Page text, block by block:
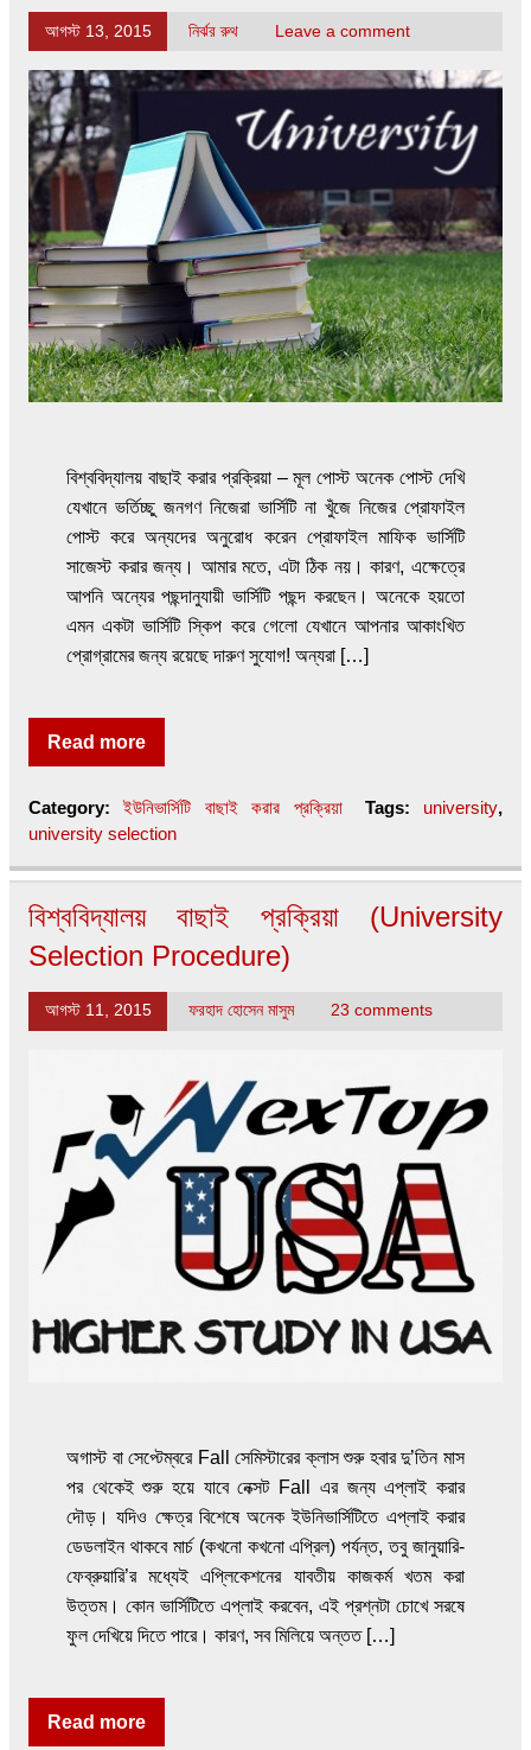
আগস্ট 13, 2015 নির্ঝর রুথ Leave a comment
বিশ্ববিদ্যালয় বাছাই করার প্রক্রিয়া – মূল পোস্ট অনেক পোস্ট দেখি
যেখানে ভর্তিচ্ছু জনগণ নিজেরা ভার্সিটি না খুঁজে নিজের প্রোফাইল
পোস্ট করে অন্যদের অনুরোধ করেন প্রোফাইল মাফিক ভার্সিটি
সাজেস্ট করার জন্য। আমার মতে, এটা ঠিক নয়। কারণ, এক্ষেত্রে
আপনি অন্যের পছন্দানুযায়ী ভার্সিটি পছন্দ করছেন। অনেকে হয়তো
এমন একটা ভার্সিটি স্কিপ করে গেলো যেখানে আপনার আকাংখিত
প্রোগ্রামের জন্য রয়েছে দারুণ সুযোগ! অন্যরা […]
Read more
Category:ইউনিভার্সিটি বাছাই করার প্রক্রিয়া Tags: university,
university selection
বিশ্ববিদ্যালয় বাছাই প্রক্রিয়া (University
Selection Procedure)
আগস্ট 11, 2015 ফরহাদ হোসেন মাসুম 23 comments
অগাস্ট বা সেপ্টেম্বরে Fall সেমিস্টারের ক্লাস শুরু হবার দু’তিন মাস
পর থেকেই শুরু হয়ে যাবে নেক্সট Fall এর জন্য এপ্লাই করার
দৌড়। যদিও ক্ষেত্র বিশেষে অনেক ইউনিভার্সিটিতে এপ্লাই করার
ডেডলাইন থাকবে মার্চ (কখনো কখনো এপ্রিল) পর্যন্ত, তবু জানুয়ারি-
ফেব্রুয়ারি’র মধ্যেই এপ্লিকেশনের যাবতীয় কাজকর্ম খতম করা
উত্তম। কোন ভার্সিটিতে এপ্লাই করবেন, এই প্রশ্নটা চোখে সরষে
ফুল দেখিয়ে দিতে পারে। কারণ, সব মিলিয়ে অন্তত […]
Read more